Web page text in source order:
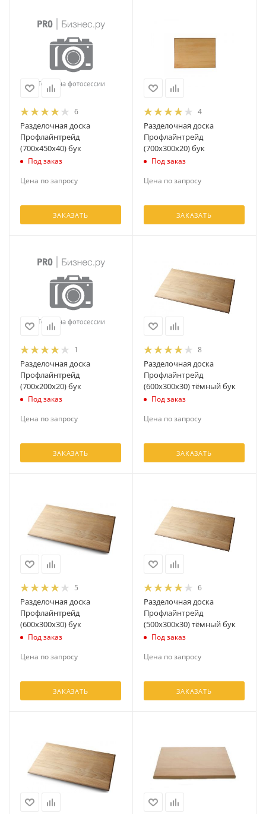
6
Разделочная доска
Профлайнтрейд
(700х450х40) бук
Под заказ
Цена по запросу
ЗАКАЗАТЬ
4
Разделочная доска
Профлайнтрейд
(700х300х20) бук
Под заказ
Цена по запросу
ЗАКАЗАТЬ
1
Разделочная доска
Профлайнтрейд
(700х200х20) бук
Под заказ
Цена по запросу
ЗАКАЗАТЬ
8
Разделочная доска
Профлайнтрейд
(600х300х30) тёмный бук
Под заказ
Цена по запросу
ЗАКАЗАТЬ
5
Разделочная доска
Профлайнтрейд
(600х300х30) бук
Под заказ
Цена по запросу
ЗАКАЗАТЬ
6
Разделочная доска
Профлайнтрейд
(500х300х30) тёмный бук
Под заказ
Цена по запросу
ЗАКАЗАТЬ